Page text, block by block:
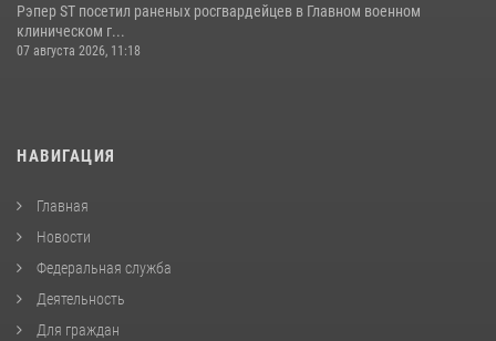
Рэпер ST посетил раненых росгвардейцев в Главном военном
клиническом г...
07 августа 2026, 11:18
НАВИГАЦИЯ
Главная
Новости
Федеральная служба
Деятельность
Для граждан